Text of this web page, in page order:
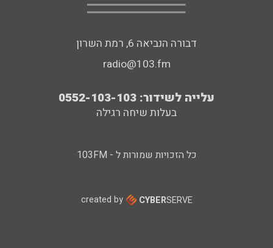
דבורה הנביאה 6, רמת השרון
radio@103.fm
עלייה לשידור: 0552-103-103
בעלות שיחה רגילה
כל הזכויות שמורות ל - 103FM
created by CYBERSERVE